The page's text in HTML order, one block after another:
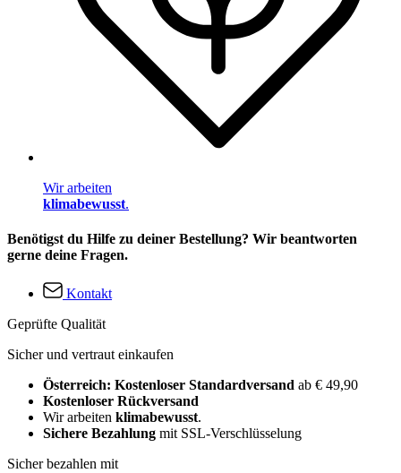
Wir arbeiten
klimabewusst.
Benötigst du Hilfe zu deiner Bestellung? Wir beantworten
gerne deine Fragen.
Kontakt
Geprüfte Qualität
Sicher und vertraut einkaufen
Österreich: Kostenloser Standardversand ab € 49,90
Kostenloser Rückversand
Wir arbeiten klimabewusst.
Sichere Bezahlung mit SSL-Verschlüsselung
Sicher bezahlen mit